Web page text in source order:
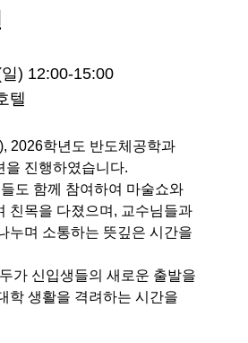
) 12:00-15:00
텔
2026학년도 반도체공학과
을 진행하였습니다.
도 함께 참여하여 마술쇼와
친목을 다졌으며, 교수님들과
누며 소통하는 뜻깊은 시간을
가 신입생들의 새로운 출발을
학 생활을 격려하는 시간을